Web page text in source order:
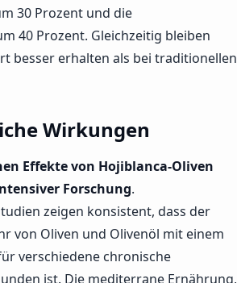
30 Prozent und die
40 Prozent. Gleichzeitig bleiben
besser erhalten als bei traditionellen
Wirkungen
Effekte von Hojiblanca-Oliven
Forschung.
zeigen konsistent, dass der
von Oliven und Olivenöl mit einem
verschiedene chronische
ist. Die mediterrane Ernährung,